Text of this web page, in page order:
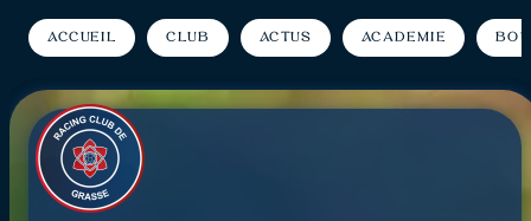
Accueil Club Actus Académie